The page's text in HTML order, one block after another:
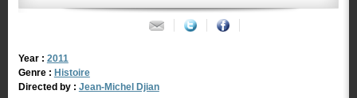
Year : 2011
Genre : Histoire
Directed by : Jean-Michel Djian